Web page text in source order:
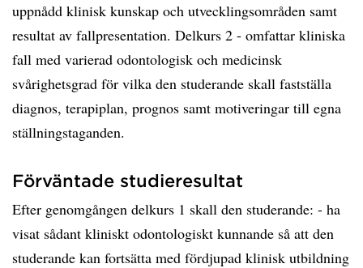
uppnådd klinisk kunskap och utvecklingsområden samt
resultat av fallpresentation. Delkurs 2 - omfattar kliniska
fall med varierad odontologisk och medicinsk
svårighetsgrad för vilka den studerande skall fastställa
diagnos, terapiplan, prognos samt motiveringar till egna
ställningstaganden.
Förväntade studieresultat
Efter genomgången delkurs 1 skall den studerande: - ha
visat sådant kliniskt odontologiskt kunnande så att den
studerande kan fortsätta med fördjupad klinisk utbildning